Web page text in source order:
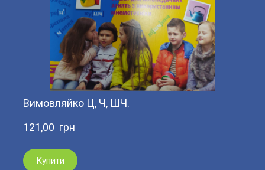
Вимовляйко Ц, Ч, ШЧ.
121,00  грн
Купити